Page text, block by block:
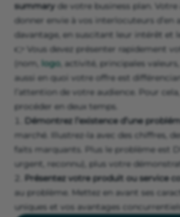
summary de votre business plan.
donner envie à vos interlocuteurs d’en
davantage, en suscitant leur intérêt et
👉 Vous devez présenter rapidement
(nom,
logo, activité, principales
aussi en quoi votre offre est
l’attention de votre audience. Pour
procéder en deux temps.
Démontrez l’existence d’une
marché. Illustrez-la avec des chiffres,
faits marquants. Plus le problème est
urgent, reconnu), plus votre
Présentez votre produit ou service
au problème. Mettez en avant ses
uniques et vos avantages